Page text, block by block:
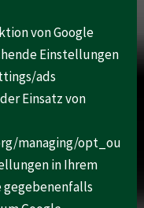
von Google
Einstellungen
ads
Einsatz von
managing/opt_ou
in Ihrem
gegebenenfalls